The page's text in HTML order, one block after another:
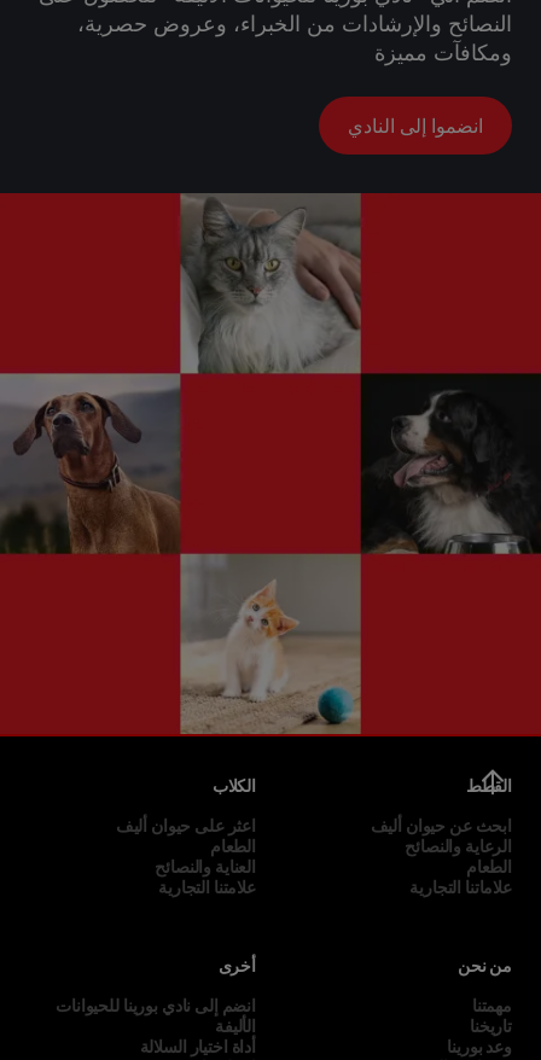
النصائح والإرشادات من الخبراء، وعروض حصرية،
ومكافآت مميزة
انضموا إلى النادي
القطط
ابحث عن حيوان أليف
الرعاية والنصائح
الطعام
علاماتنا التجارية
الكلاب
اعثر على حيوان أليف
الطعام
العناية والنصائح
علامتنا التجارية
من نحن
مهمتنا
تاريخنا
وعد بورينا
أخرى
انضم إلى نادي بورينا للحيوانات
الأليفة
أداة اختيار السلالة